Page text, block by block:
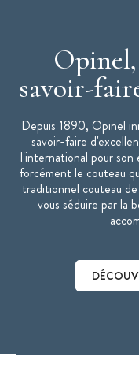
savoir-
Depuis 1890, Opinel
savoir-faire
l'international pour son
forcément le couteau
traditionnel couteau
vous séduire par la